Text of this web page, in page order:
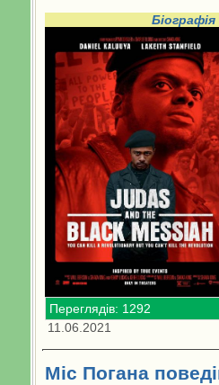
Біографія
Переглядів: 1292
11.06.2021
Міс Погана